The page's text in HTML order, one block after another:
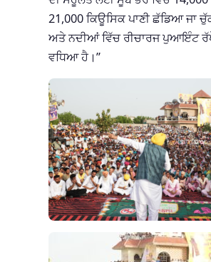
21,000 ਕਿਊਸਿਕ ਪਾਣੀ ਛੱਡਿਆ ਜਾ
ਅਤੇ ਨਦੀਆਂ ਵਿੱਚ ਰੀਚਾਰਜ ਪੁਆਇੰਟ
ਵਧਿਆ ਹੈ।”